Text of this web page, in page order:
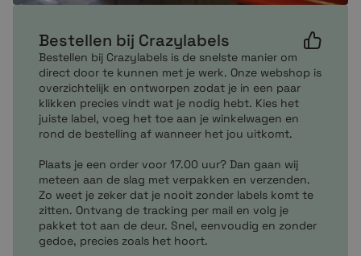
customer service zit altijd voor je klaar om je te helpen
bij het maken van de juiste en enige keuze.
Bestellen bij Crazylabels
Bestellen bij Crazylabels is de snelste manier om
direct door te kunnen met je werk. Onze webshop is
overzichtelijk en ontworpen zodat je in een paar
klikken precies vindt wat je nodig hebt. Kies het
juiste label, voeg het toe aan je winkelwagen en
rond de bestelling af wanneer het jou uitkomt.
Plaats je een order voor 17.00 uur? Dan gaan wij
meteen aan de slag met verpakken en verzenden.
Zo weet je zeker dat je nooit zonder labels komt te
zitten. Ontvang de tracking per mail en volg je
pakket tot aan de deur. Snel, eenvoudig en zonder
gedoe, precies zoals het hoort.